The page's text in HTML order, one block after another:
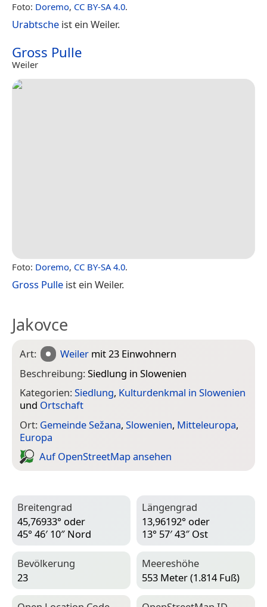
Foto: Doremo, CC BY-SA 4.0.
Urabtsche ist ein Weiler.
Gross Pulle
Weiler
Foto: Doremo, CC BY-SA 4.0.
Gross Pulle ist ein Weiler.
Jakovce
Art: Weiler mit 23 Einwohnern
Beschreibung:Siedlung in Slowenien
Kategorien:Siedlung, Kulturdenkmal in Slowenien
und Ortschaft
Ort: Gemeinde Sežana, Slowenien, Mitteleuropa,
Europa
Auf Open­Street­Map ansehen
Breitengrad
45,76933° oder
45° 46′ 10″ Nord
Längengrad
13,96192° oder
13° 57′ 43″ Ost
Bevölkerung
23
Meereshöhe
553 Meter (1.814 Fuß)